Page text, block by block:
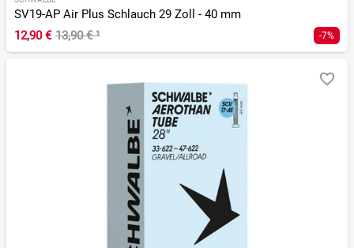
SV19-AP Air Plus Schlauch 29 Zoll - 40 mm
12,90 € 13,90 €¹ -7%